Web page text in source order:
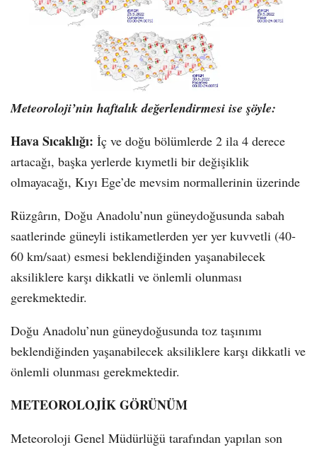
Meteoroloji’nin haftalık değerlendirmesi ise şöyle:
Hava Sıcaklığı: İç ve doğu bölümlerde 2 ila 4 derece
artacağı, başka yerlerde kıymetli bir değişiklik
olmayacağı, Kıyı Ege’de mevsim normallerinin üzerinde
Rüzgârın, Doğu Anadolu’nun güneydoğusunda sabah
saatlerinde güneyli istikametlerden yer yer kuvvetli (40-
60 km/saat) esmesi beklendiğinden yaşanabilecek
aksiliklere karşı dikkatli ve önlemli olunması
gerekmektedir.
Doğu Anadolu’nun güneydoğusunda toz taşınımı
beklendiğinden yaşanabilecek aksiliklere karşı dikkatli ve
önlemli olunması gerekmektedir.
METEOROLOJİK GÖRÜNÜM
Meteoroloji Genel Müdürlüğü tarafından yapılan son